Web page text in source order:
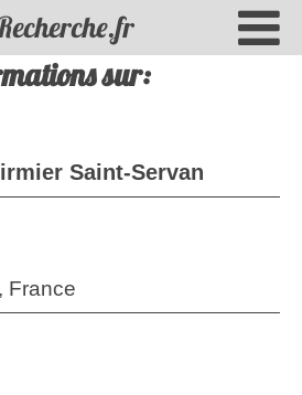
sur:
Saint-Servan
France